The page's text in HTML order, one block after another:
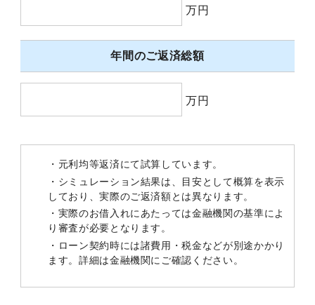
万円
年間のご返済総額
万円
・元利均等返済にて試算しています。
・シミュレーション結果は、目安として概算を表示
しており、実際のご返済額とは異なります。
・実際のお借入れにあたっては金融機関の基準によ
り審査が必要となります。
・ローン契約時には諸費用・税金などが別途かかり
ます。詳細は金融機関にご確認ください。